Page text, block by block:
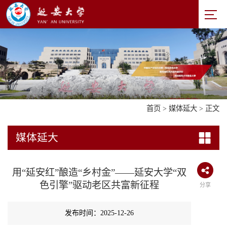
首页 > 媒体延大 > 正文
媒体延大
用“延安红”酿造“乡村金”——延安大学“双
色引擎”驱动老区共富新征程
分享
发布时间：2025-12-26